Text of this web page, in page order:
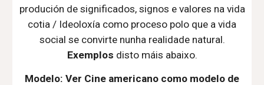
produción de significados, signos e valores na vida
cotia / Ideoloxía como proceso polo que a vida
social se convirte nunha realidade natural.
Exemplos disto máis abaixo.
Modelo: Ver Cine americano como modelo de